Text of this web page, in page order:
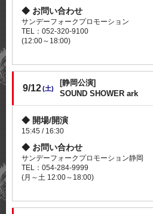
お問い合わせ
サンデーフォークプロモーション
TEL：052-320-9100
(12:00～18:00)
9/12(土)
[静岡公演]
SOUND SHOWER ark
開場/開演
15:45 / 16:30
お問い合わせ
サンデーフォークプロモーション静岡
TEL：054-284-9999
(月～土 12:00～18:00)